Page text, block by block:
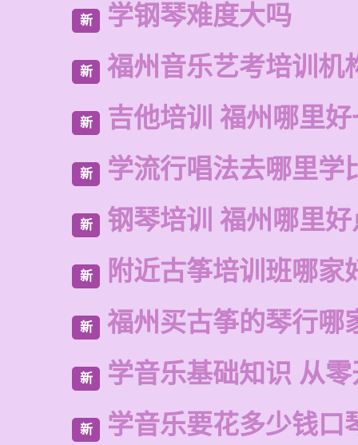
新 学钢琴难度大吗
新 福州音乐艺考培训机
新 吉他培训 福州哪里
新 学流行唱法去哪里学
新 钢琴培训 福州哪里
新 附近古筝培训班哪家
新 福州买古筝的琴行哪
新 学音乐基础知识 从
新 学音乐要花多少钱口